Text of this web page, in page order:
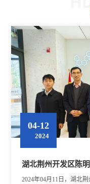
04-12
2024
湖北荆州开发区陈
2024年04月11日，湖北